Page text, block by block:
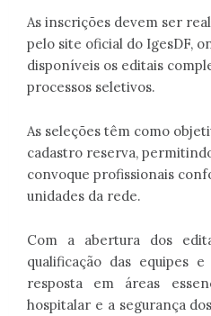
As inscrições devem ser
pelo site oficial do IgesDF,
disponíveis os editais
processos seletivos.
As seleções têm como
cadastro reserva,
convoque profissionais
unidades da rede.
Com a abertura dos
qualificação das equipes
resposta em áreas
hospitalar e a segurança